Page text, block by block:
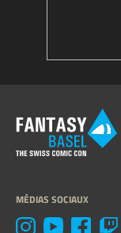
MÉDIAS SOCIAUX